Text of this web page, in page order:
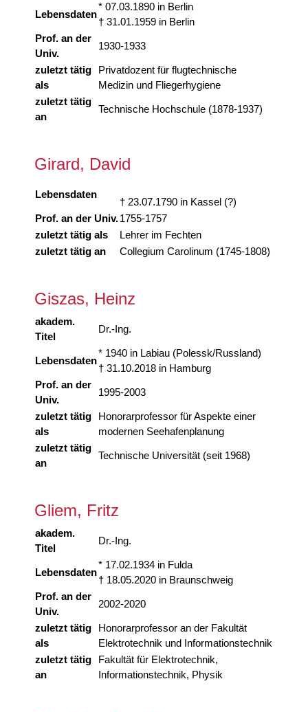
Lebensdaten
* 07.03.1890 in Berlin
† 31.01.1959 in Berlin
Prof. an der
Univ.
1930-1933
zuletzt tätig
als
Privatdozent für flugtechnische
Medizin und Fliegerhygiene
zuletzt tätig
an
Technische Hochschule (1878-1937)
Girard, David
Lebensdaten
† 23.07.1790 in Kassel (?)
Prof. an der Univ.1755-1757
zuletzt tätig als
Lehrer im Fechten
zuletzt tätig an
Collegium Carolinum (1745-1808)
Giszas, Heinz
akadem.
Titel
Dr.-Ing.
Lebensdaten
* 1940 in Labiau (Polessk/Russland)
† 31.10.2018 in Hamburg
Prof. an der
Univ.
1995-2003
zuletzt tätig
als
Honorarprofessor für Aspekte einer
modernen Seehafenplanung
zuletzt tätig
an
Technische Universität (seit 1968)
Gliem, Fritz
akadem.
Titel
Dr.-Ing.
Lebensdaten
* 17.02.1934 in Fulda
† 18.05.2020 in Braunschweig
Prof. an der
Univ.
2002-2020
zuletzt tätig
als
Honorarprofessor an der Fakultät
Elektrotechnik und Informationstechnik
zuletzt tätig
an
Fakultät für Elektrotechnik,
Informationstechnik, Physik